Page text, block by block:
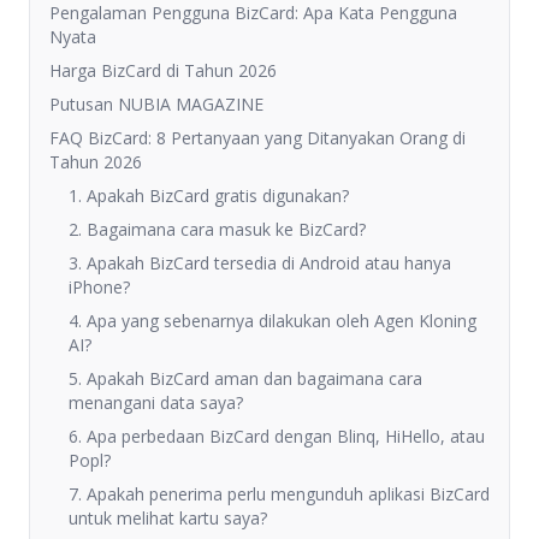
Pengalaman Pengguna BizCard: Apa Kata Pengguna
Nyata
Harga BizCard di Tahun 2026
Putusan NUBIA MAGAZINE
FAQ BizCard: 8 Pertanyaan yang Ditanyakan Orang di
Tahun 2026
1. Apakah BizCard gratis digunakan?
2. Bagaimana cara masuk ke BizCard?
3. Apakah BizCard tersedia di Android atau hanya
iPhone?
4. Apa yang sebenarnya dilakukan oleh Agen Kloning
AI?
5. Apakah BizCard aman dan bagaimana cara
menangani data saya?
6. Apa perbedaan BizCard dengan Blinq, HiHello, atau
Popl?
7. Apakah penerima perlu mengunduh aplikasi BizCard
untuk melihat kartu saya?